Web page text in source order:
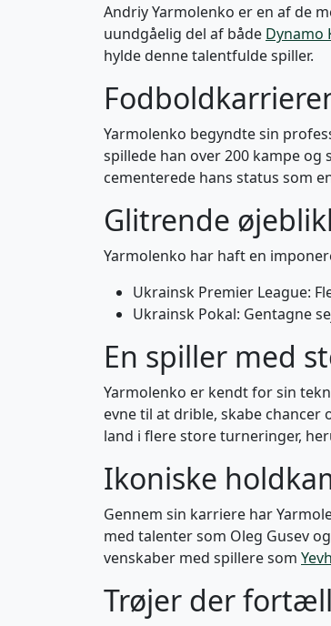
Andriy Yarmolenko er en af de
uundgåelig del af både Dynamo
hylde denne talentfulde spiller.
Yarmolenko begyndte sin
spillede han over 200 kampe
cementerede hans status som
Glitrende
Yarmolenko har haft en
Ukrainsk Premier League:
Ukrainsk Pokal: Gentagne
En spiller med
Yarmolenko er kendt for sin
evne til at drible, skabe
land i flere store turneringer,
Ikoniske
Gennem sin karriere har
med talenter som Oleg Gusev og
venskaber med spillere som
Trøjer der